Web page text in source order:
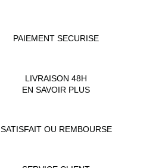
PAIEMENT SECURISE
LIVRAISON 48H
EN SAVOIR PLUS
SATISFAIT OU REMBOURSE